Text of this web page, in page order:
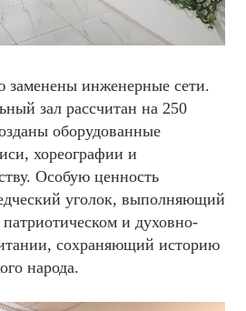
заменены инженерные сети.
зал рассчитан на 250
оборудованные
хореографии и
Особую ценность
уголок, выполняющий
и духовно-
сохраняющий историю
народа.